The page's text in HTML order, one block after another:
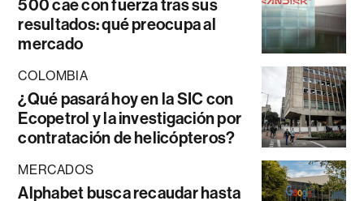
500 cae con fuerza tras sus
resultados: qué preocupa al
mercado
COLOMBIA
¿Qué pasará hoy en la SIC con
Ecopetrol y la investigación por
contratación de helicópteros?
MERCADOS
Alphabet busca recaudar hasta